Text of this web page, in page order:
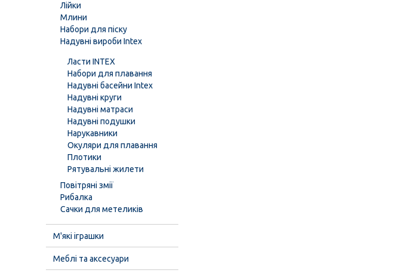
Лійки
Млини
Набори для піску
Надувні вироби Intex
Ласти INTEX
Набори для плавання
Надувні басейни Intex
Надувні круги
Надувні матраси
Надувні подушки
Нарукавники
Окуляри для плавання
Плотики
Рятувальні жилети
Повітряні змії
Рибалка
Сачки для метеликів
М'які іграшки
Меблі та аксесуари